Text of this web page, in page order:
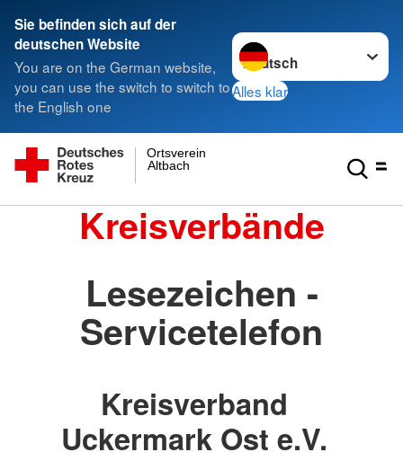
Sie befinden sich auf der
deutschen Website
You are on the German website,
you can use the switch to switch to
the English one
Sprache wechseln zu
Alles klar
Altbach
Ortsverein
Kreisverbände
Lesezeichen -
Servicetelefon
Kreisverband
Uckermark Ost e.V.